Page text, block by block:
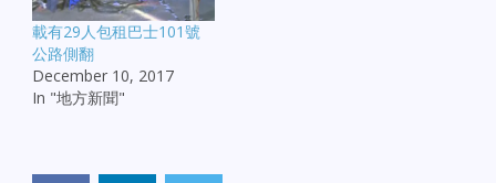
載有29人包租巴士101號
公路側翻
December 10, 2017
In "地方新聞"